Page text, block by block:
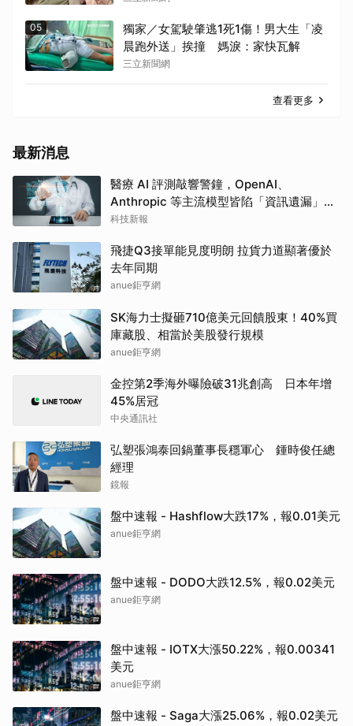
05
獨家／女駕駛肇逃1死1傷！男大生「凌
晨跑外送」挨撞 媽淚：家快瓦解
三立新聞網
查看更多
最新消息
醫療 AI 評測敲響警鐘，OpenAI、
Anthropic 等主流模型皆陷「資訊遺漏」盲
點
科技新報
飛捷Q3接單能見度明朗 拉貨力道顯著優於
去年同期
anue鉅亨網
SK海力士擬砸710億美元回饋股東！40%買
庫藏股、相當於美股發行規模
anue鉅亨網
金控第2季海外曝險破31兆創高 日本年增
45%居冠
中央通訊社
弘塑張鴻泰回鍋董事長穩軍心 鍾時俊任總
經理
鏡報
盤中速報 - Hashflow大跌17%，報0.01美元
anue鉅亨網
盤中速報 - DODO大跌12.5%，報0.02美元
anue鉅亨網
盤中速報 - IOTX大漲50.22%，報0.00341
美元
anue鉅亨網
盤中速報 - Saga大漲25.06%，報0.02美元